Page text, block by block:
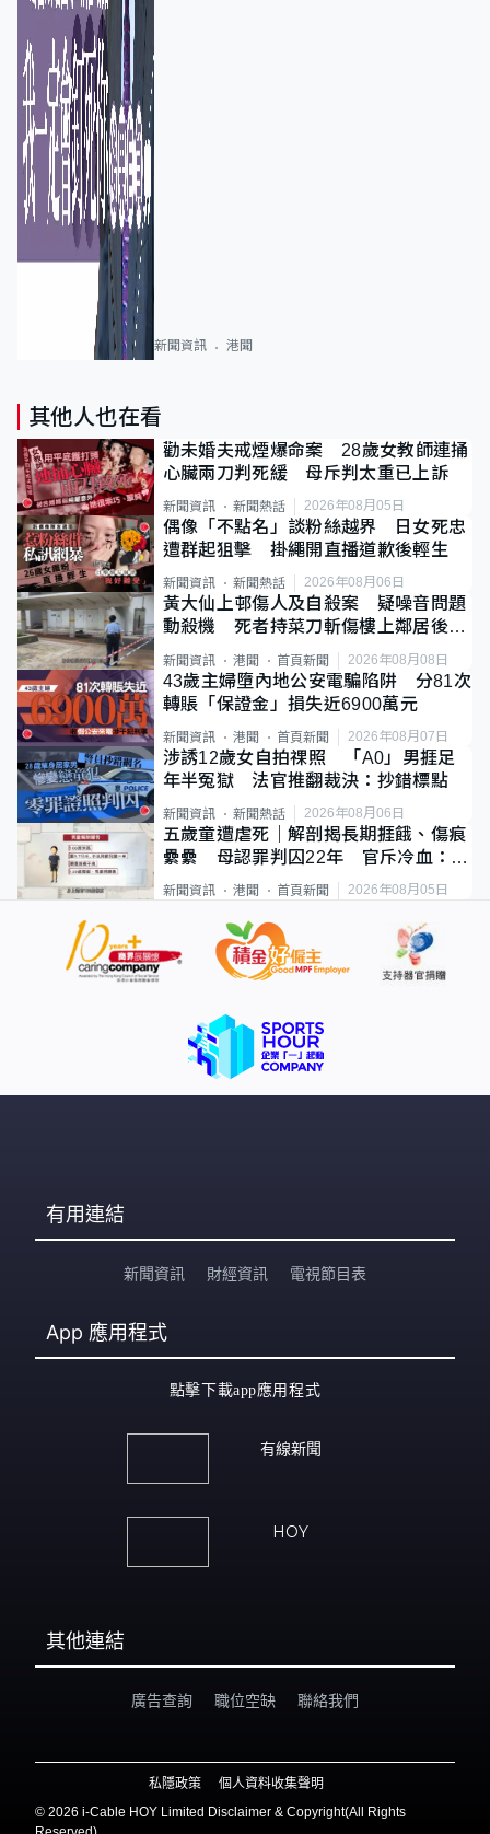
新聞資訊 港聞
其他人也在看
勸未婚夫戒煙爆命案 28歲女教師連捅
心臟兩刀判死緩 母斥判太重已上訴
新聞資訊 新聞熱話 2026年08月05日
偶像「不點名」談粉絲越界 日女死忠
遭群起狙擊 掛繩開直播道歉後輕生
新聞資訊 新聞熱話 2026年08月06日
黃大仙上邨傷人及自殺案 疑噪音問題
動殺機 死者持菜刀斬傷樓上鄰居後墮
新聞資訊 港聞 首頁新聞 2026年08月08日
43歲主婦墮內地公安電騙陷阱 分81次
轉賬「保證金」損失近6900萬元
新聞資訊 港聞 首頁新聞 2026年08月07日
涉誘12歲女自拍祼照 「A0」男捱足
年半冤獄 法官推翻裁決：抄錯標點
新聞資訊 新聞熱話 2026年08月06日
五歲童遭虐死｜解剖揭長期捱餓、傷痕
纍纍 母認罪判囚22年 官斥冷血：同
類案最惡劣
新聞資訊 港聞 首頁新聞 2026年08月05日
有用連結
新聞資訊 財經資訊 電視節目表
App 應用程式
點擊下載app應用程式
有線新聞
HOY
其他連結
廣告查詢 職位空缺 聯絡我們
私隱政策
個人資料收集聲明
© 2026 i-Cable HOY Limited Disclaimer & Copyright(All Rights